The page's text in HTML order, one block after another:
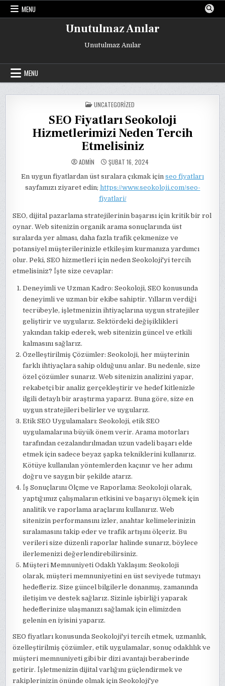
Skip
MENU
Unutulmaz Anılar
Unutulmaz Anılar
MENU
POSTED
IN
UNCATEGORIZED
SEO Fiyatları Seokoloji
Hizmetlerimizi Neden Tercih
Etmelisiniz
ADMIN ŞUBAT 16, 2024
En uygun fiyatlardan üst sıralara çıkmak için seo fiyatları
sayfamızı ziyaret edin; https://www.seokoloji.com/seo-
fiyatlari/
SEO, dijital pazarlama stratejilerinin başarısı için kritik bir rol
oynar. Web sitenizin organik arama sonuçlarında üst
sıralarda yer alması, daha fazla trafik çekmenize ve
potansiyel müşterilerinizle etkileşim kurmanıza yardımcı
olur. Peki, SEO hizmetleri için neden Seokoloji'yi tercih
etmelisiniz? İşte size cevaplar:
Deneyimli ve Uzman Kadro: Seokoloji, SEO konusunda
deneyimli ve uzman bir ekibe sahiptir. Yılların verdiği
tecrübeyle, işletmenizin ihtiyaçlarına uygun stratejiler
geliştirir ve uygularız. Sektördeki değişiklikleri
yakından takip ederek, web sitenizin güncel ve etkili
kalmasını sağlarız.
Özelleştirilmiş Çözümler: Seokoloji, her müşterinin
farklı ihtiyaçlara sahip olduğunu anlar. Bu nedenle, size
özel çözümler sunarız. Web sitenizin analizini yapar,
rekabetçi bir analiz gerçekleştirir ve hedef kitlenizle
ilgili detaylı bir araştırma yaparız. Buna göre, size en
uygun stratejileri belirler ve uygularız.
Etik SEO Uygulamaları: Seokoloji, etik SEO
uygulamalarına büyük önem verir. Arama motorları
tarafından cezalandırılmadan uzun vadeli başarı elde
etmek için sadece beyaz şapka tekniklerini kullanırız.
Kötüye kullanılan yöntemlerden kaçınır ve her adımı
doğru ve saygın bir şekilde atarız.
İş Sonuçlarını Ölçme ve Raporlama: Seokoloji olarak,
yaptığımız çalışmaların etkisini ve başarıyı ölçmek için
analitik ve raporlama araçlarını kullanırız. Web
sitenizin performansını izler, anahtar kelimelerinizin
sıralamasını takip eder ve trafik artışını ölçeriz. Bu
verileri size düzenli raporlar halinde sunarız, böylece
ilerlemenizi değerlendirebilirsiniz.
Müşteri Memnuniyeti Odaklı Yaklaşım: Seokoloji
olarak, müşteri memnuniyetini en üst seviyede tutmayı
hedefleriz. Size güncel bilgilerle donanmış, zamanında
iletişim ve destek sağlarız. Sizinle işbirliği yaparak
hedeflerinize ulaşmanızı sağlamak için elimizden
gelenin en iyisini yaparız.
SEO fiyatları konusunda Seokoloji'yi tercih etmek, uzmanlık,
özelleştirilmiş çözümler, etik uygulamalar, sonuç odaklılık ve
müşteri memnuniyeti gibi bir dizi avantajı beraberinde
getirir. İşletmenizin dijital varlığını güçlendirmek ve
rakiplerinizin önünde olmak için Seokoloji'ye